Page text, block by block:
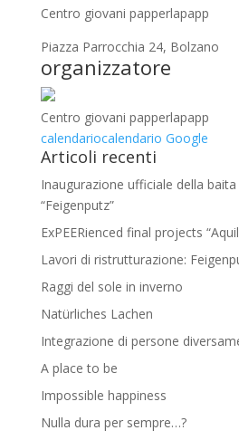
Centro giovani papperlapapp
Piazza Parrocchia 24, Bolzano
organizzatore
Centro giovani papperlapapp
calendariocalendario Google
Articoli recenti
Inaugurazione ufficiale della
“Feigenputz”
ExPEERienced final projects
Lavori di ristrutturazione:
Raggi del sole in inverno
Natürliches Lachen
Integrazione di persone
A place to be
Impossible happiness
Nulla dura per sempre…?